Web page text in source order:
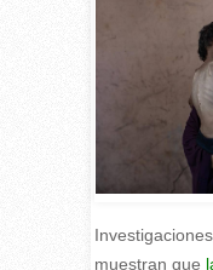
muestran que